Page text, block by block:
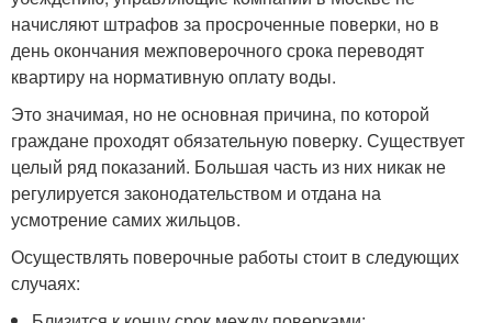
начисляют штрафов за просроченные поверки, но в
день окончания межповерочного срока переводят
квартиру на нормативную оплату воды.
Это значимая, но не основная причина, по которой
граждане проходят обязательную поверку. Существует
целый ряд показаний. Большая часть из них никак не
регулируется законодательством и отдана на
усмотрение самих жильцов.
Осуществлять поверочные работы стоит в следующих
случаях: